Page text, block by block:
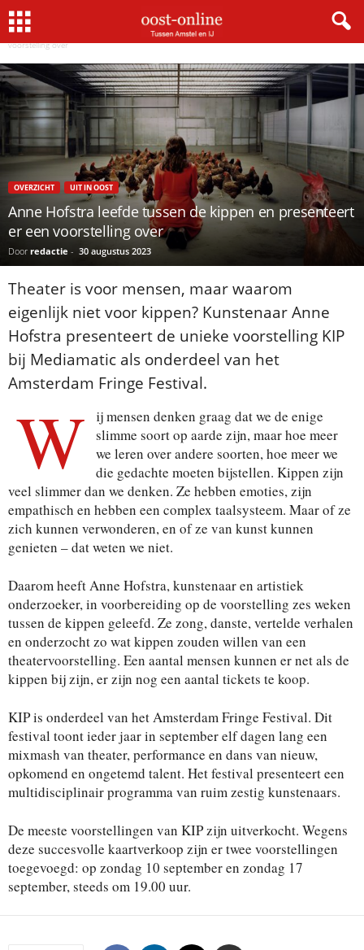
Home
Anne Hofstra leefde tussen de kippen en presenteert er een
voorstelling over
OVERZICHT UIT IN OOST
Anne Hofstra leefde tussen de kippen en presenteert
er een voorstelling over
Door redactie - 30 augustus 2023
Theater is voor mensen, maar waarom
eigenlijk niet voor kippen? Kunstenaar Anne
Hofstra presenteert de unieke voorstelling KIP
bij Mediamatic als onderdeel van het
Amsterdam Fringe Festival.
W
ij mensen denken graag dat we de enige
slimme soort op aarde zijn, maar hoe meer
we leren over andere soorten, hoe meer we
die gedachte moeten bijstellen. Kippen zijn
veel slimmer dan we denken. Ze hebben emoties, zijn
empathisch en hebben een complex taalsysteem. Maar of ze
zich kunnen verwonderen, en of ze van kunst kunnen
genieten – dat weten we niet.
Daarom heeft Anne Hofstra, kunstenaar en artistiek
onderzoeker, in voorbereiding op de voorstelling zes weken
tussen de kippen geleefd. Ze zong, danste, vertelde verhalen
en onderzocht zo wat kippen zouden willen van een
theatervoorstelling. Een aantal mensen kunnen er net als de
kippen bij zijn, er zijn nog een aantal tickets te koop.
KIP is onderdeel van het Amsterdam Fringe Festival. Dit
festival toont ieder jaar in september elf dagen lang een
mixmash van theater, performance en dans van nieuw,
opkomend en ongetemd talent. Het festival presenteert een
multidisciplinair programma van ruim zestig kunstenaars.
De meeste voorstellingen van KIP zijn uitverkocht. Wegens
deze succesvolle kaartverkoop zijn er twee voorstellingen
toegevoegd: op zondag 10 september en zondag 17
september, steeds om 19.00 uur.